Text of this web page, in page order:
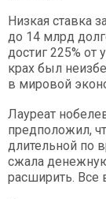
Низкая ставка
до 14 млрд
достиг 225% от
крах был
в мировой
Лауреат
предположил,
длительной по
сжала
расширить. Все